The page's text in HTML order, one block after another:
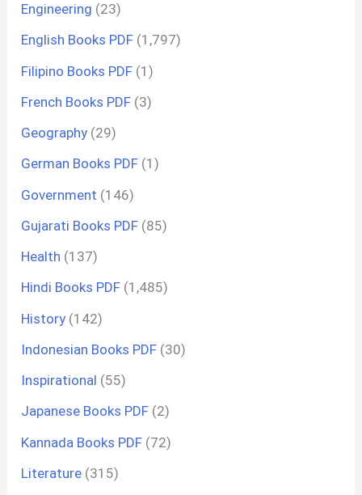
Engineering (23)
English Books PDF (1,797)
Filipino Books PDF (1)
French Books PDF (3)
Geography (29)
German Books PDF (1)
Government (146)
Gujarati Books PDF (85)
Health (137)
Hindi Books PDF (1,485)
History (142)
Indonesian Books PDF (30)
Inspirational (55)
Japanese Books PDF (2)
Kannada Books PDF (72)
Literature (315)